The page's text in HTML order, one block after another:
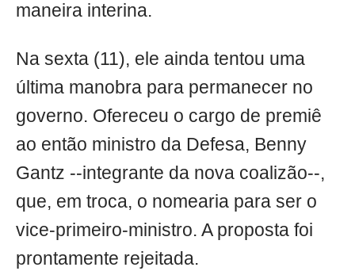
maneira interina.
Na sexta (11), ele ainda tentou uma
última manobra para permanecer no
governo. Ofereceu o cargo de premiê
ao então ministro da Defesa, Benny
Gantz --integrante da nova coalizão--,
que, em troca, o nomearia para ser o
vice-primeiro-ministro. A proposta foi
prontamente rejeitada.